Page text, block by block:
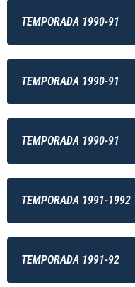
TEMPORADA 1990-91
TEMPORADA 1990-91
TEMPORADA 1990-91
TEMPORADA 1991-1992
TEMPORADA 1991-92